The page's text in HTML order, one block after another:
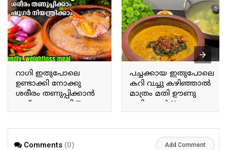
റാഗി ഇതുപോലെ
ഉണ്ടാക്കി നോക്കു
ശരീരം തണുപ്പിക്കാൻ
ഇത് മാത്രം മതി Try
making ragi this way; this
പച്ചക്കായ ഇതുപോലെ
കറി വച്ചു കഴിഞ്ഞാൽ
മാത്രം മതി ഊണു
കഴിക്കാൻ If you prepare
a curry with raw plantains
enough for a meal.
Comments (0) Add Comment